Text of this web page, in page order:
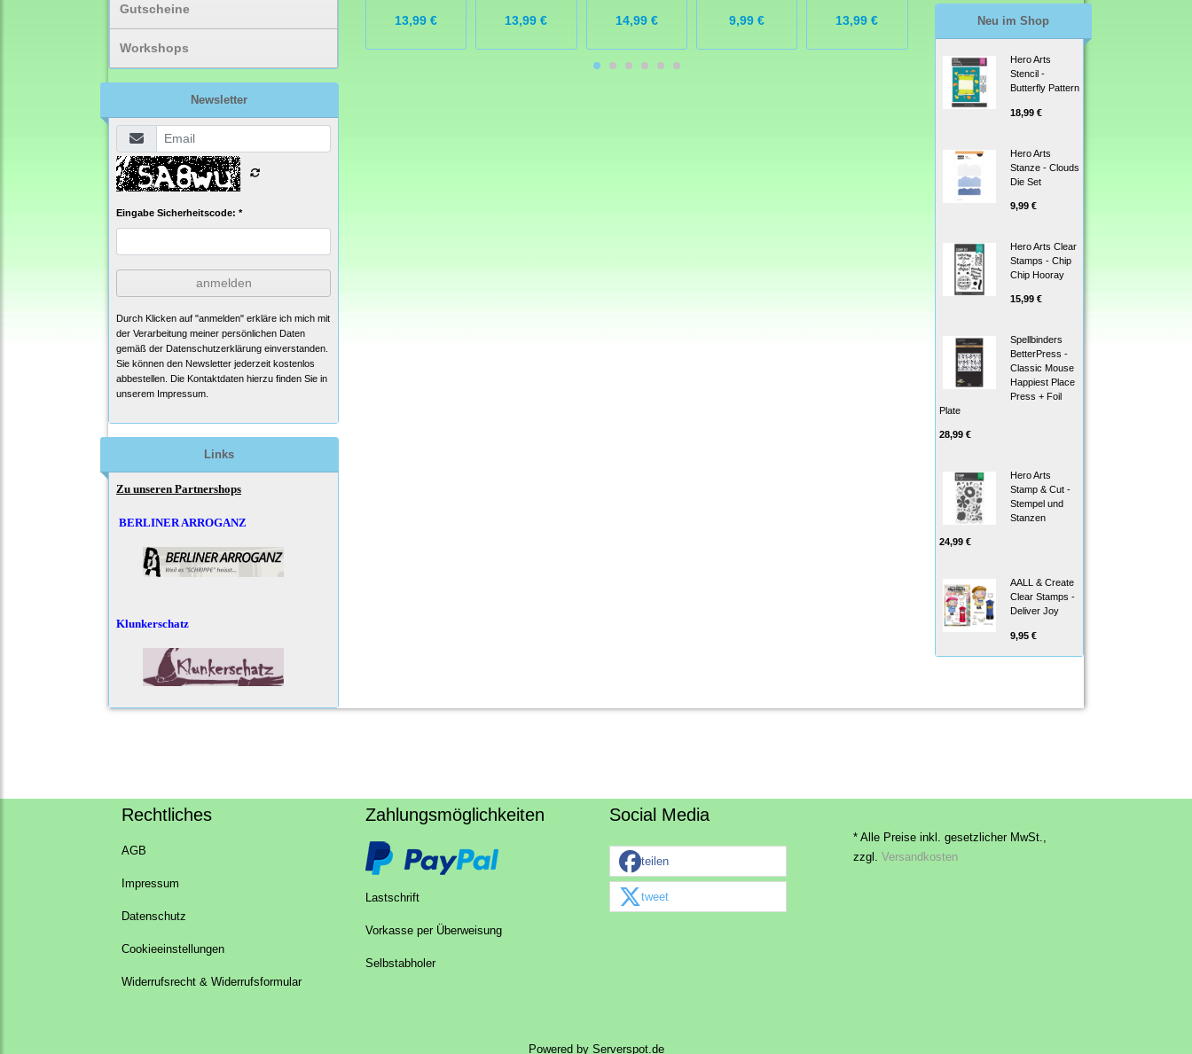
Gutscheine
Workshops
Newsletter
Eingabe Sicherheitscode: *
anmelden
Durch Klicken auf "anmelden" erkläre ich mich mit
der Verarbeitung meiner persönlichen Daten
gemäß der Datenschutzerklärung einverstanden.
Sie können den Newsletter jederzeit kostenlos
abbestellen. Die Kontaktdaten hierzu finden Sie in
unserem Impressum.
Links
Zu unseren Partnershops
BERLINER ARROGANZ
Klunkerschatz
13,99 € 13,99 € 14,99 € 9,99 € 13,99 € 13,99 €Neu im Shop
Hero Arts
Stencil -
Butterfly Pattern
18,99 €
Hero Arts
Stanze - Clouds
Die Set
9,99 €
Hero Arts Clear
Stamps - Chip
Chip Hooray
15,99 €
Spellbinders
BetterPress -
Classic Mouse
Happiest Place
Press + Foil
Plate
28,99 €
Hero Arts
Stamp & Cut -
Stempel und
Stanzen
24,99 €
AALL & Create
Clear Stamps -
Deliver Joy
9,95 €
Rechtliches
AGB
Impressum
Datenschutz
Cookieeinstellungen
Widerrufsrecht & Widerrufsformular
Zahlungsmöglichkeiten
Lastschrift
Vorkasse per Überweisung
Selbstabholer
Social Media
teilen
tweet
* Alle Preise inkl. gesetzlicher MwSt.,
zzgl. Versandkosten
Powered by Serverspot.de